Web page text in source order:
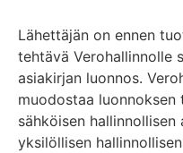
Lähettäjän on ennen
tehtävä Verohallinnolle
asiakirjan luonnos.
muodostaa luonnoksen
sähköisen
yksilöllisen